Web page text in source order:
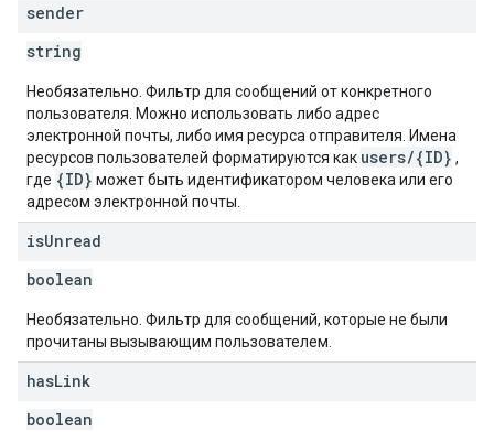
sender
string
Необязательно. Фильтр для сообщений от конкретного
пользователя. Можно использовать либо адрес
электронной почты, либо имя ресурса отправителя. Имена
ресурсов пользователей форматируются как users/{ID} ,
где {ID} может быть идентификатором человека или его
адресом электронной почты.
isUnread
boolean
Необязательно. Фильтр для сообщений, которые не были
прочитаны вызывающим пользователем.
hasLink
boolean